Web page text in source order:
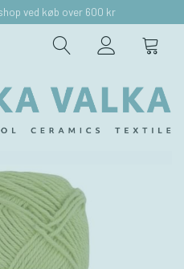
ved køb over 600 kr